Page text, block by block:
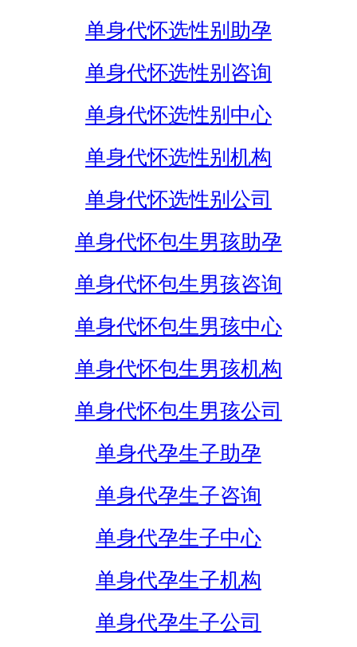
单身代怀选性别助孕
单身代怀选性别咨询
单身代怀选性别中心
单身代怀选性别机构
单身代怀选性别公司
单身代怀包生男孩助孕
单身代怀包生男孩咨询
单身代怀包生男孩中心
单身代怀包生男孩机构
单身代怀包生男孩公司
单身代孕生子助孕
单身代孕生子咨询
单身代孕生子中心
单身代孕生子机构
单身代孕生子公司